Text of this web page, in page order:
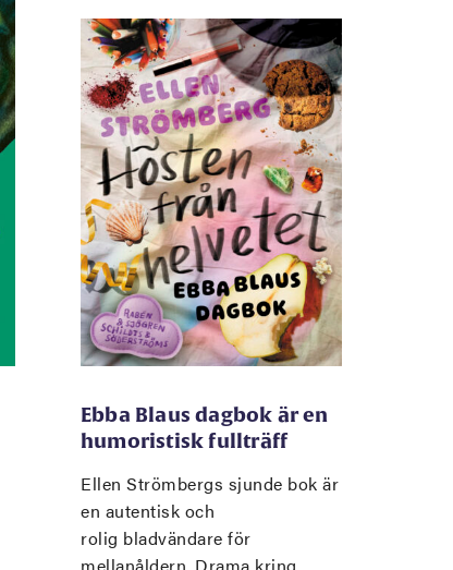
Ebba Blaus dagbok är en
humoristisk fullträff
Ellen Strömbergs sjunde bok är
en autentisk och
rolig bladvändare för